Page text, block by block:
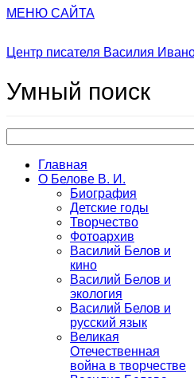
МЕНЮ САЙТА
Центр писателя Василия
Умный поиск
Главная
О Белове В. И.
Биография
Детские годы
Творчество
Фотоархив
Василий Белов и
кино
Василий Белов и
экология
Василий Белов и
русский язык
Великая
Отечественная
война в творчестве